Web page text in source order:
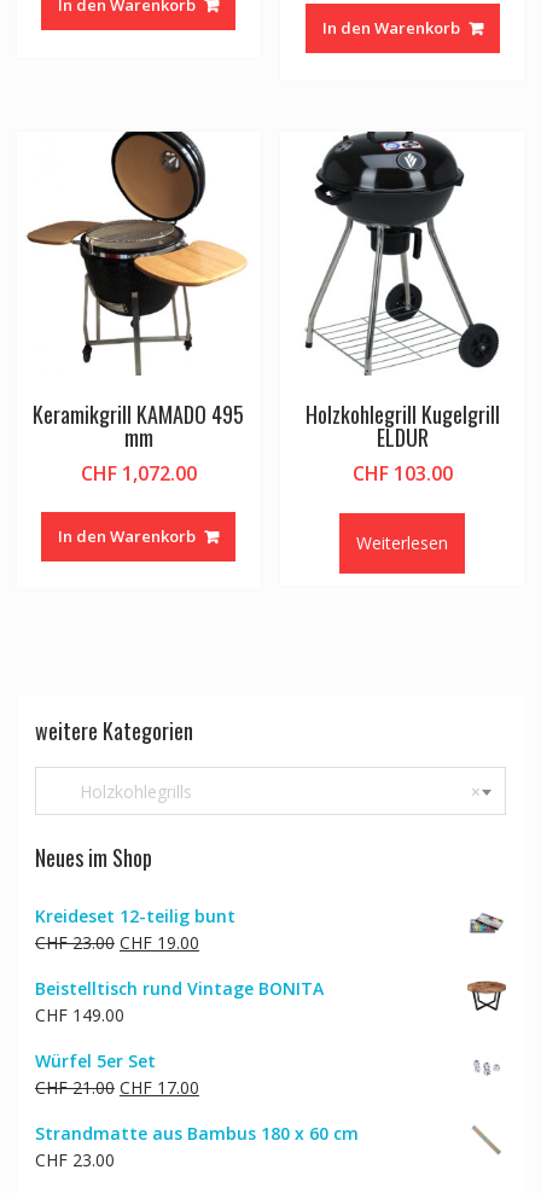
In den Warenkorb
In den Warenkorb
Keramikgrill KAMADO 495
mm
CHF1,072.00
In den Warenkorb
Holzkohlegrill Kugelgrill
ELDUR
CHF103.00
Weiterlesen
weitere Kategorien
×
Holzkohlegrills
Neues im Shop
Kreideset 12-teilig bunt
CHF23.00 Ursprünglicher
war:
CHF 23.00
CHF19.00Aktueller
ist:
Beistelltisch rund Vintage BONITA
CHF149.00
Würfel 5er Set
CHF21.00 Ursprünglicher
war:
CHF17.00Aktueller
ist:
Strandmatte aus Bambus 180 x 60 cm
CHF23.00